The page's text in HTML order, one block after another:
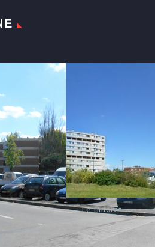
Le Tintoret